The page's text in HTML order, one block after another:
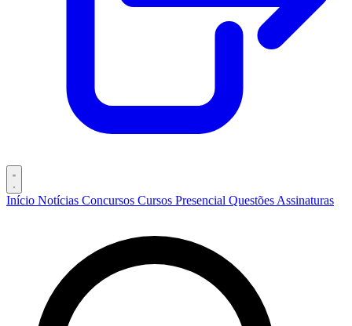
Início Notícias Concursos Cursos Presencial Questões Assinaturas